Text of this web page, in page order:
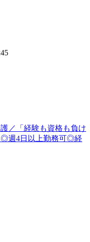
／「経験も資格も負け
◎週4日以上勤務可◎経